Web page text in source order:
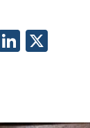
Li